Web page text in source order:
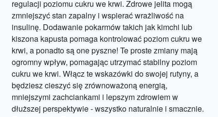
regulacji poziomu cukru we krwi. Zdrowe jelita mogą
zmniejszyć stan zapalny i wspierać wrażliwość na
insulinę. Dodawanie pokarmów takich jak kimchi lub
kiszona kapusta pomaga kontrolować poziom cukru we
krwi, a ponadto są one pyszne! Te proste zmiany mają
ogromny wpływ, pomagając utrzymać stabilny poziom
cukru we krwi. Włącz te wskazówki do swojej rutyny, a
będziesz cieszyć się zrównoważoną energią,
mniejszymi zachciankami i lepszym zdrowiem w
dłuższej perspektywie - wszystko naturalnie i smacznie.